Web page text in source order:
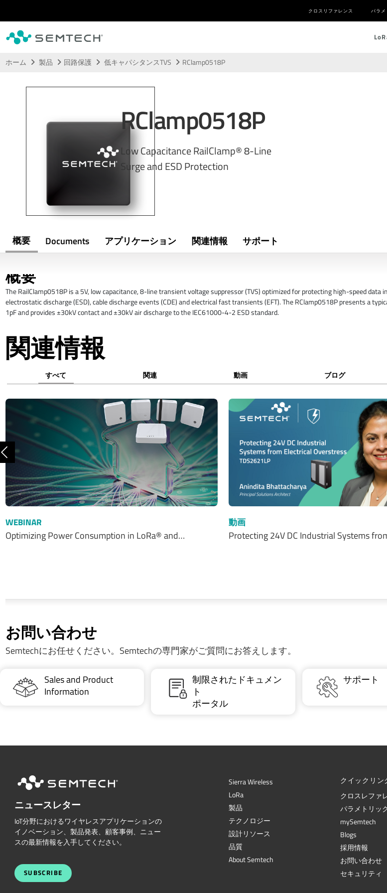
メインコンテンツにスキップ
クロスリファレンス パラメ
LoR
ホーム 製品 回路保護 低キャパシタンスTVS RClamp0518P
RClamp0518P
Low Capacitance RailClamp® 8-Line
Surge and ESD Protection
概要 Documents アプリケーション 関連情報 サポート
概要
The RailClamp0518P is a 5V, low capacitance, 8-line transient voltage suppressor (TVS) optimized for protecting high-speed data
electrostatic discharge (ESD), cable discharge events (CDE) and electrical fast transients (EFT). The RClamp0518P presents a
1pF and provides ±30kV contact and ±30kV air discharge to the IEC61000-4-2 ESD standard.
関連情報
すべて 関連 動画 ブログ
WEBINAR
Optimizing Power Consumption in LoRa® and…
動画
Protecting 24V DC Industrial Systems
前へ
お問い合わせ
Semtechにお任せください。Semtechの専門家がご質問にお答えします。
Sales and Product
Information
制限されたドキュメン
ト
ポータル
サポート
ニュースレター
IoT分野におけるワイヤレスアプリケーションの
イノベーション、製品発表、顧客事例、ニュー
スの最新情報を入手してください。
SUBSCRIBE
Sierra Wireless
LoRa
製品
テクノロジー
設計リソース
品質
About Semtech
クイックリン
クロスレファ
パラメトリッ
mySemtech
Blogs
採用情報
お問い合わせ
セキュリティ